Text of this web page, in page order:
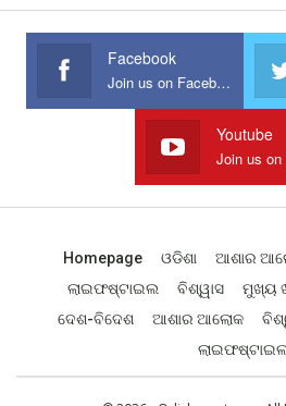
Facebook
Join us on Facebook
Youtube
Join us on
Homepage ଓଡିଶା ଆଶାର
ଲାଇଫଷ୍ଟାଇଲ
ବିଶ୍ୱାସ ମୁଖ୍ୟ
ଦେଶ-ବିଦେଶ
ଆଶାର ଆଲୋକ